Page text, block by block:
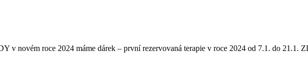
v novém roce 2024 máme dárek – první rezervovaná terapie v roce 2024 od 7.1. do 21.1.